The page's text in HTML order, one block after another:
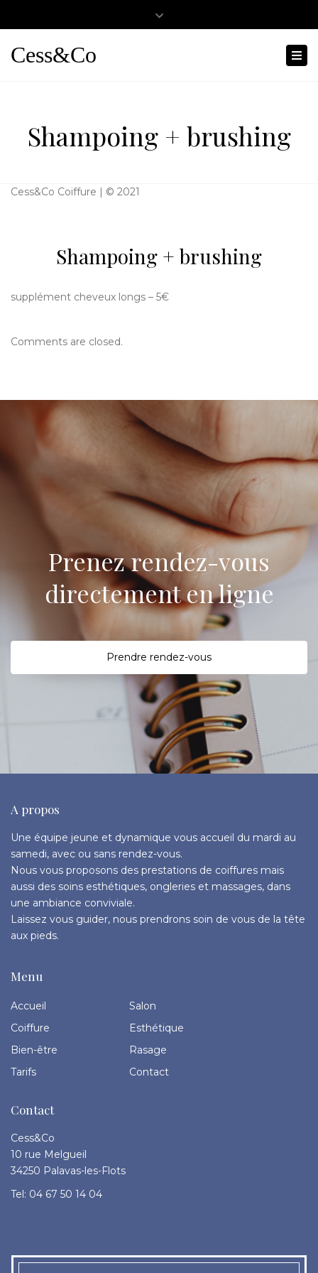
Close
Cess&Co
Shampoing + brushing
Cess&Co Coiffure | © 2021
Shampoing + brushing
supplément cheveux longs – 5€
Comments are closed.
Prenez rendez-vous
directement en ligne
Prendre rendez-vous
A propos
Une équipe jeune et dynamique vous accueil du mardi au
samedi, avec ou sans rendez-vous.
Nous vous proposons des prestations de coiffures mais
aussi des soins esthétiques, ongleries et massages, dans
une ambiance conviviale.
Laissez vous guider, nous prendrons soin de vous de la tête
aux pieds.
Menu
Accueil
Salon
Coiffure
Esthétique
Bien-être
Rasage
Tarifs
Contact
Contact
Cess&Co
10 rue Melgueil
34250 Palavas-les-Flots
Tel: 04 67 50 14 04